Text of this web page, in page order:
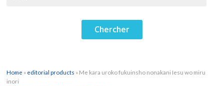
Home » editorial products » Me kara uroko fukuinsho nonakani Iesu wo miru
inori